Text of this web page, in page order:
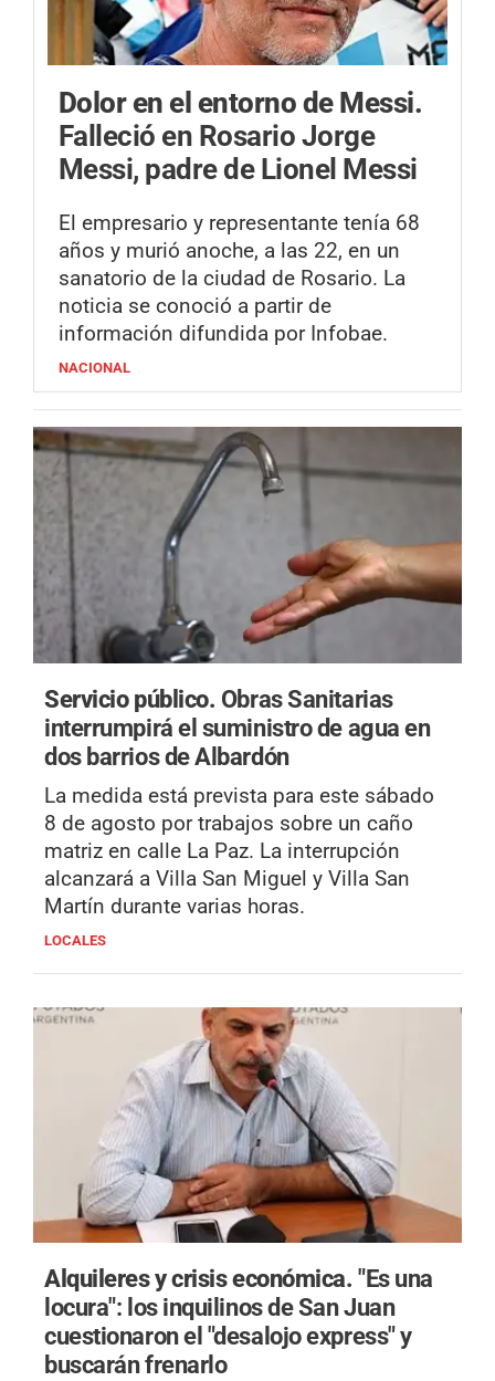
Dolor en el entorno de Messi.
Falleció en Rosario Jorge
Messi, padre de Lionel Messi
El empresario y representante tenía 68
años y murió anoche, a las 22, en un
sanatorio de la ciudad de Rosario. La
noticia se conoció a partir de
información difundida por Infobae.
NACIONAL
Servicio público. Obras Sanitarias
interrumpirá el suministro de agua en
dos barrios de Albardón
La medida está prevista para este sábado
8 de agosto por trabajos sobre un caño
matriz en calle La Paz. La interrupción
alcanzará a Villa San Miguel y Villa San
Martín durante varias horas.
LOCALES
Alquileres y crisis económica."Es una
locura": los inquilinos de San Juan
cuestionaron el "desalojo express" y
buscarán frenarlo